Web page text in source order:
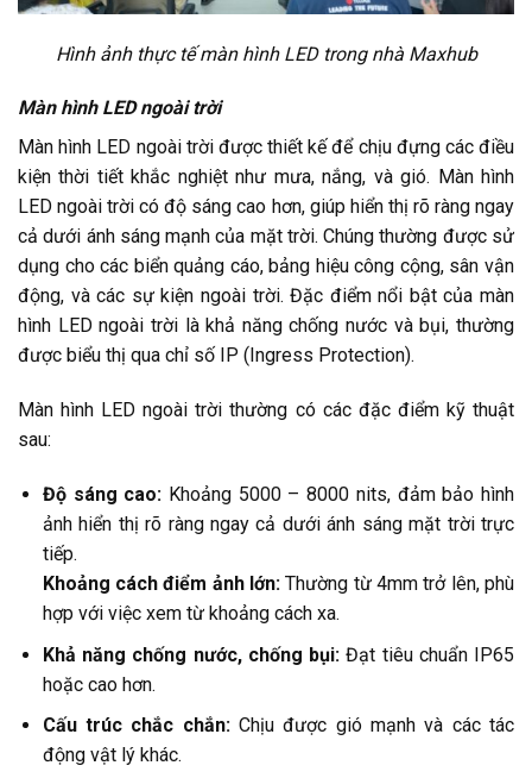
Hình ảnh thực tế màn hình LED trong nhà Maxhub
Màn hình LED ngoài trời
Màn hình LED ngoài trời được thiết kế để chịu đựng các điều
kiện thời tiết khắc nghiệt như mưa, nắng, và gió. Màn hình
LED ngoài trời có độ sáng cao hơn, giúp hiển thị rõ ràng ngay
cả dưới ánh sáng mạnh của mặt trời. Chúng thường được sử
dụng cho các biển quảng cáo, bảng hiệu công cộng, sân vận
động, và các sự kiện ngoài trời. Đặc điểm nổi bật của màn
hình LED ngoài trời là khả năng chống nước và bụi, thường
được biểu thị qua chỉ số IP (Ingress Protection).
Màn hình LED ngoài trời thường có các đặc điểm kỹ thuật
sau:
Độ sáng cao: Khoảng 5000 – 8000 nits, đảm bảo hình
ảnh hiển thị rõ ràng ngay cả dưới ánh sáng mặt trời trực
tiếp.
Khoảng cách điểm ảnh lớn: Thường từ 4mm trở lên, phù
hợp với việc xem từ khoảng cách xa.
Khả năng chống nước, chống bụi: Đạt tiêu chuẩn IP65
hoặc cao hơn.
Cấu trúc chắc chắn:Chịu được gió mạnh và các tác
động vật lý khác.